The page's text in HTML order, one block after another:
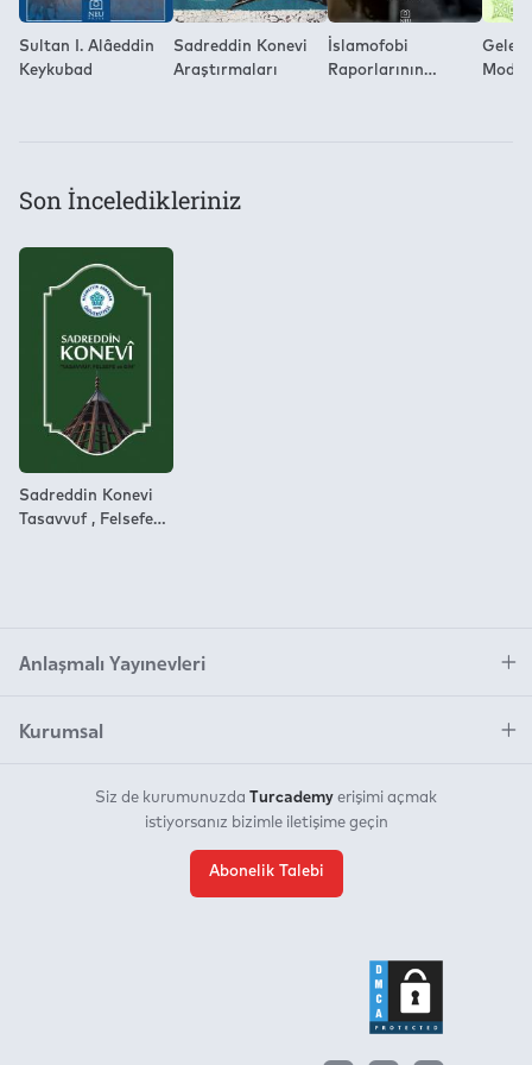
Sultan I. Alâeddin
Keykubad
Sadreddin Konevi
Araştırmaları
İslamofobi
Raporlarının
Son İnceledikleriniz
Sadreddin Konevi
Tasavvuf , Felsefe
Anlaşmalı Yayınevleri
Kurumsal
Siz de kurumunuzda Turcademy erişimi açmak
istiyorsanız bizimle iletişime geçin
Abonelik Talebi